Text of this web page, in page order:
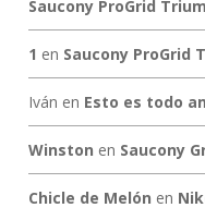
Saucony ProGrid
1 en Saucony ProGrid
Iván en Esto es todo
Winston en Saucony
Chicle de Melón en